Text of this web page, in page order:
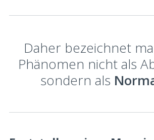
Daher bezeichnet
Phänomen nicht als
sondern als